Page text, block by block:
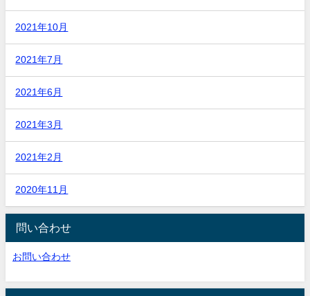
2021年10月
2021年7月
2021年6月
2021年3月
2021年2月
2020年11月
問い合わせ
お問い合わせ